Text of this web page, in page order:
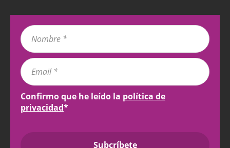
Confirmo que he leído la política de
privacidad*